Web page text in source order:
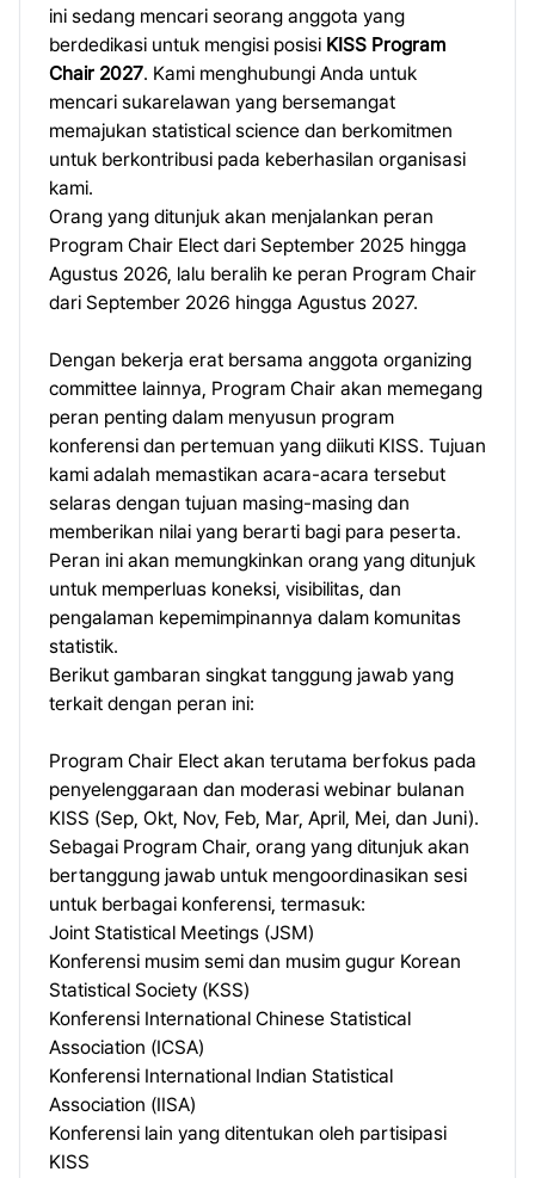
ini sedang mencari seorang anggota yang
berdedikasi untuk mengisi posisi KISS Program
Chair 2027. Kami menghubungi Anda untuk
mencari sukarelawan yang bersemangat
memajukan statistical science dan berkomitmen
untuk berkontribusi pada keberhasilan organisasi
kami.
Orang yang ditunjuk akan menjalankan peran
Program Chair Elect dari September 2025 hingga
Agustus 2026, lalu beralih ke peran Program Chair
dari September 2026 hingga Agustus 2027.
Dengan bekerja erat bersama anggota organizing
committee lainnya, Program Chair akan memegang
peran penting dalam menyusun program
konferensi dan pertemuan yang diikuti KISS. Tujuan
kami adalah memastikan acara-acara tersebut
selaras dengan tujuan masing-masing dan
memberikan nilai yang berarti bagi para peserta.
Peran ini akan memungkinkan orang yang ditunjuk
untuk memperluas koneksi, visibilitas, dan
pengalaman kepemimpinannya dalam komunitas
statistik.
Berikut gambaran singkat tanggung jawab yang
terkait dengan peran ini:
Program Chair Elect akan terutama berfokus pada
penyelenggaraan dan moderasi webinar bulanan
KISS (Sep, Okt, Nov, Feb, Mar, April, Mei, dan Juni).
Sebagai Program Chair, orang yang ditunjuk akan
bertanggung jawab untuk mengoordinasikan sesi
untuk berbagai konferensi, termasuk:
Joint Statistical Meetings (JSM)
Konferensi musim semi dan musim gugur Korean
Statistical Society (KSS)
Konferensi International Chinese Statistical
Association (ICSA)
Konferensi International Indian Statistical
Association (IISA)
Konferensi lain yang ditentukan oleh partisipasi
KISS